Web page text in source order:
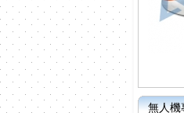
無人機